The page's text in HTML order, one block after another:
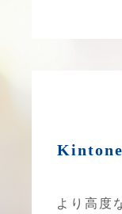
Kintone
より高度